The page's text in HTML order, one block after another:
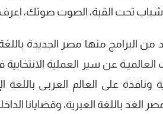
وشباب تحت القبة، الصوت صوتك،
البرامج منها مصر الجديدة
عن سير العملية
ونافذة على العالم العربـى باللغة
الغد باللغة العبرية، وقضايانا